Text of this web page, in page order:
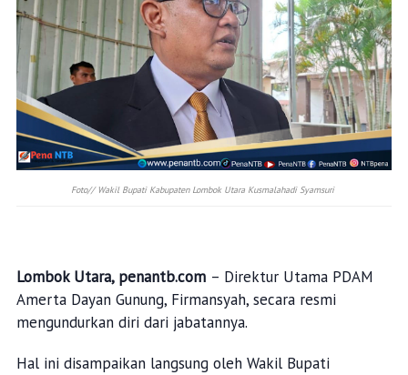
Foto// Wakil Bupati Kabupaten Lombok Utara Kusmalahadi Syamsuri
Lombok Utara, penantb.com – Direktur Utama PDAM
Amerta Dayan Gunung, Firmansyah, secara resmi
mengundurkan diri dari jabatannya.
Hal ini disampaikan langsung oleh Wakil Bupati